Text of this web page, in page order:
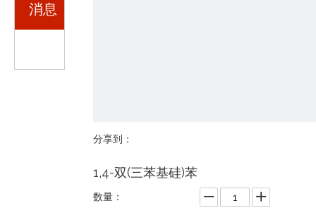
消息
分享到：
1,4-双(三苯基硅)苯
数量：